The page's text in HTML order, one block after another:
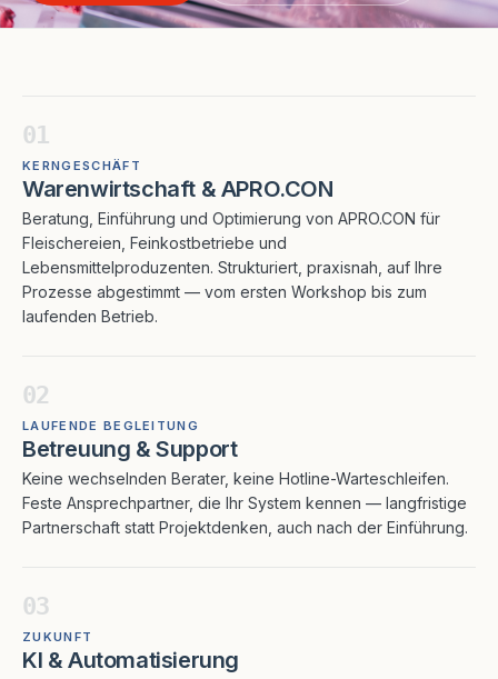
01
KERNGESCHÄFT
Warenwirtschaft & APRO.CON
Beratung, Einführung und Optimierung von APRO.CON für
Fleischereien, Feinkostbetriebe und
Lebensmittelproduzenten. Strukturiert, praxisnah, auf Ihre
Prozesse abgestimmt — vom ersten Workshop bis zum
laufenden Betrieb.
02
LAUFENDE BEGLEITUNG
Betreuung & Support
Keine wechselnden Berater, keine Hotline-Warteschleifen.
Feste Ansprechpartner, die Ihr System kennen — langfristige
Partnerschaft statt Projektdenken, auch nach der Einführung.
03
ZUKUNFT
KI & Automatisierung